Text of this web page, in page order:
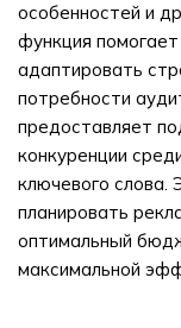
особенностей и
функция
адаптировать
потребности
предоставляет
конкуренции
ключевого слова.
планировать
оптимальный
максимальной